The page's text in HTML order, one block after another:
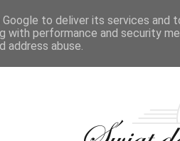
HOME POSIŁKI ŚWIĘTA
to deliver its services and
with performance and security
abuse.